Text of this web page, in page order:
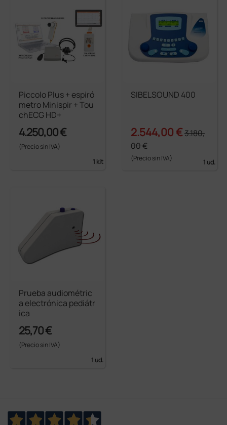
Piccolo Plus + espiró
metro Minispir + Tou
chECG HD+
4.250,00 €
(Precio sin IVA)
1 kit
SIBELSOUND 400
2.544,00 €3.180,
00 €
(Precio sin IVA) 1 ud.
Prueba audiométric
a electrónica pediátr
ica
25,70 €
(Precio sin IVA)
1 ud.